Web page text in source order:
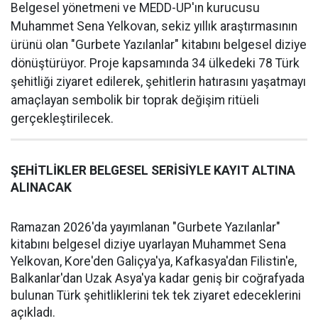
Belgesel yönetmeni ve MEDD-UP'ın kurucusu
Muhammet Sena Yelkovan, sekiz yıllık araştırmasının
ürünü olan "Gurbete Yazılanlar" kitabını belgesel diziye
dönüştürüyor. Proje kapsamında 34 ülkedeki 78 Türk
şehitliği ziyaret edilerek, şehitlerin hatırasını yaşatmayı
amaçlayan sembolik bir toprak değişim ritüeli
gerçekleştirilecek.
ŞEHİTLİKLER BELGESEL SERİSİYLE KAYIT ALTINA
ALINACAK
Ramazan 2026'da yayımlanan "Gurbete Yazılanlar"
kitabını belgesel diziye uyarlayan Muhammet Sena
Yelkovan, Kore'den Galiçya'ya, Kafkasya'dan Filistin'e,
Balkanlar'dan Uzak Asya'ya kadar geniş bir coğrafyada
bulunan Türk şehitliklerini tek tek ziyaret edeceklerini
açıkladı.